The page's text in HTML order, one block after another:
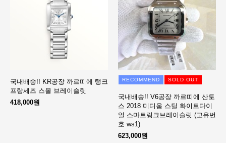
국내배송!! KR공장 까르띠에 탱크
프랑세즈 스몰 브레이슬릿
418,000원
RECOMMEND SOLD OUT
국내배송!! V6공장 까르띠에 산토
스 2018 미디움 스틸 화이트다이
얼 스마트링크브레이슬릿 (고유번
호 ws1)
623,000원